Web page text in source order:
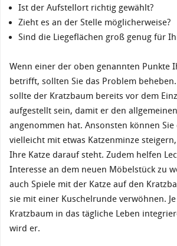
Ist der Aufstellort richtig gewählt?
Zieht es an der Stelle möglicherweise?
Sind die Liegeflächen groß genug für
Wenn einer der oben genannten Punkte
betrifft, sollten Sie das Problem
sollte der Kratzbaum bereits vor dem
aufgestellt sein, damit er den
angenommen hat. Ansonsten können
vielleicht mit etwas Katzenminze
Ihre Katze darauf steht. Zudem helfen
Interesse an dem neuen Möbelstück zu
auch Spiele mit der Katze auf den
sie mit einer Kuschelrunde verwöhnen.
Kratzbaum in das tägliche Leben
wird er.